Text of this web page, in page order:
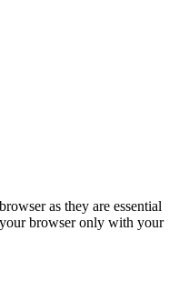
as they are essential
browser only with your